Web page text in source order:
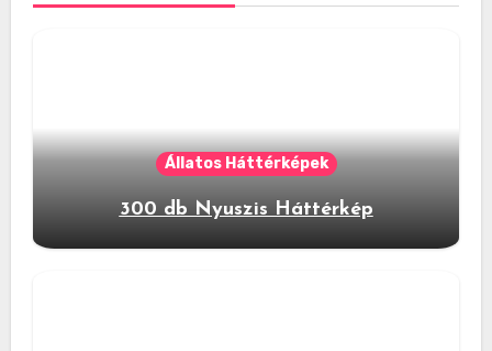
Állatos Háttérképek
300 db Nyuszis Háttérkép